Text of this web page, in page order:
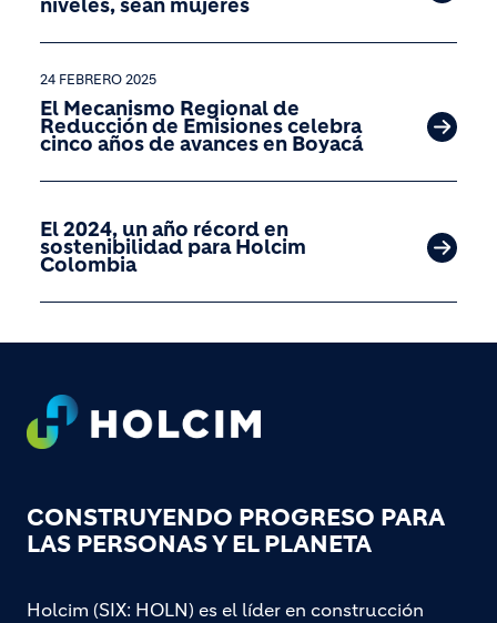
niveles, sean mujeres
24 FEBRERO 2025
El Mecanismo Regional de
Reducción de Emisiones celebra
cinco años de avances en Boyacá
El 2024, un año récord en
sostenibilidad para Holcim
Colombia
Footer
CONSTRUYENDO PROGRESO PARA
LAS PERSONAS Y EL PLANETA
Holcim (SIX: HOLN) es el líder en construcción